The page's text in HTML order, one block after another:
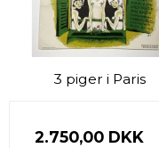
3 piger i Paris
2.750,00 DKK